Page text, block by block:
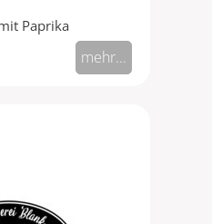
Paprika
mehr...